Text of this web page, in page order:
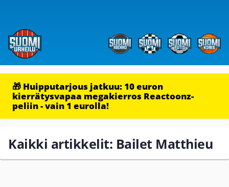
🎁 Huipputarjous jatkuu: 10 euron
kierrätysvapaa megakierros Reactoonz-
peliin - vain 1 eurolla!
Kaikki artikkelit: Bailet Matthieu